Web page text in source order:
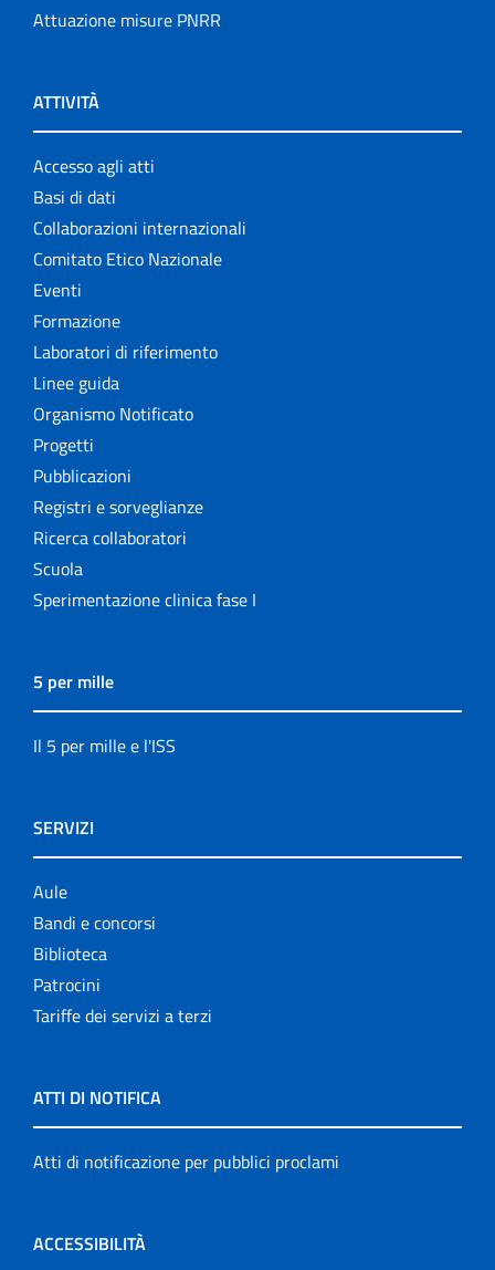
Attuazione misure PNRR
ATTIVITÀ
Accesso agli atti
Basi di dati
Collaborazioni internazionali
Comitato Etico Nazionale
Eventi
Formazione
Laboratori di riferimento
Linee guida
Organismo Notificato
Progetti
Pubblicazioni
Registri e sorveglianze
Ricerca collaboratori
Scuola
Sperimentazione clinica fase I
5 per mille
Il 5 per mille e l'ISS
SERVIZI
Aule
Bandi e concorsi
Biblioteca
Patrocini
Tariffe dei servizi a terzi
ATTI DI NOTIFICA
Atti di notificazione per pubblici proclami
ACCESSIBILITÀ